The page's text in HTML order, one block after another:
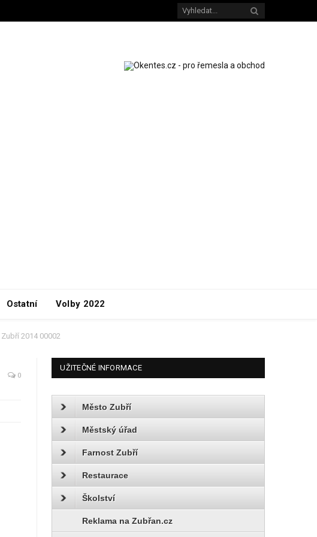
Ostatní Volby 2022
2014 00002
0
UŽITEČNÉ INFORMACE
Město Zubří
Městský úřad
Farnost Zubří
Restaurace
Školství
Reklama na Zubřan.cz